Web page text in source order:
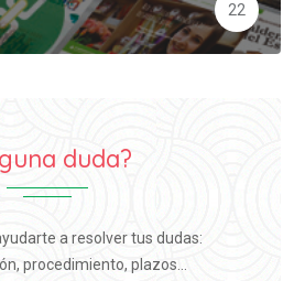
22
duda?
a resolver tus dudas:
procedimiento, plazos...